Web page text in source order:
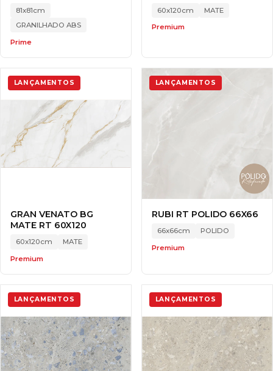
81x81cm
GRANILHADO ABS
Prime
60x120cm
MATE
Premium
LANÇAMENTOS
GRAN VENATO BG
MATE RT 60X120
60x120cm
MATE
Premium
LANÇAMENTOS
RUBI RT POLIDO 66X66
66x66cm
POLIDO
Premium
LANÇAMENTOS LANÇAMENTOS